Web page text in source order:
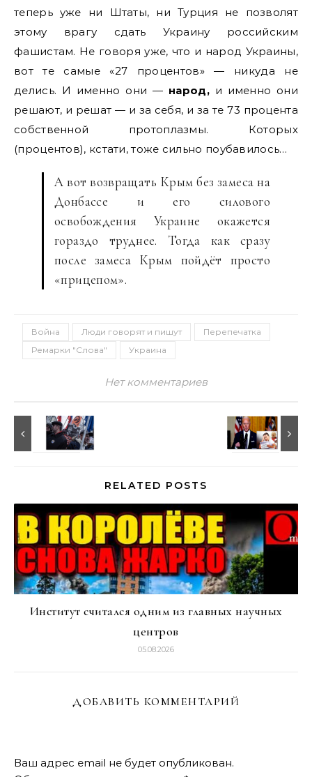
теперь уже ни Штаты, ни Турция не позволят
этому врагу сдать Украину российским
фашистам. Не говоря уже, что и народ Украины,
вот те самые «27 процентов» — никуда не
делись. И именно они — народ,и именно они
решают, и решат — и за себя, и за те 73 процента
собственной протоплазмы. Которых
(процентов), кстати, тоже сильно поубавилось…
А вот возвращать Крым без замеса на
Донбассе и его силового
освобождения Украине окажется
гораздо труднее. Тогда как сразу
после замеса Крым пойдёт просто
«прицепом».
Война Люди говорят и пишут
Перепечатка
Ремарки "Слова"
Украина
Нет комментариев
RELATED POSTS
Институт считался одним из главных научных
центров
05.08.2026
ДОБАВИТЬ КОММЕНТАРИЙ
Ваш адрес email не будет опубликован.